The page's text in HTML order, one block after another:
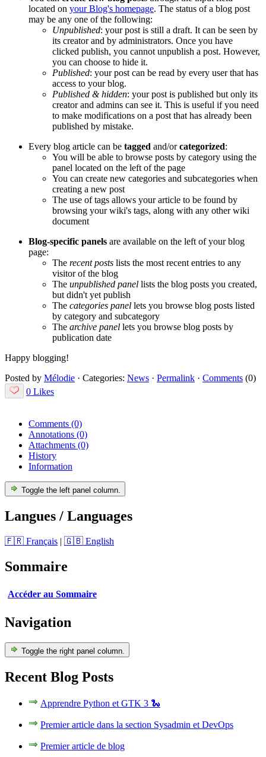
located on your Blog's homepage. The status of a blog post
may be any one of the following:
Unpublished: your post is still a draft. It can be seen by
its creator and by administrators. Once you have
clicked publish, you cannot unpublish a post. However,
you can choose to hide it.
Published: your post can be read by every user that has
access to your blog.
Published & hidden: your post is published but only its
creator and admins can see it. This is useful if you need
to make modifications on a post that has already been
published by mistake.
Every blog article can be tagged and/orcategorized:
You will be able to browse posts by category using the
panel located on the left of the page
You can create new categories and subcategories when
creating a new post
The use of tags allows your article to be found by
browsing your wiki's tags, along with any other wiki
document
Blog-specific panels are available on the left of your blog
page:
The recent posts lists the most recent entries to any
visitor of the blog
The unpublished panel lists the blog posts you created,
but didn't yet publish
The categories panel lets you browse blog posts listed
by category and subcategory
The archive panel lets you browse blog posts by
publication date
Happy blogging!
Posted by Mélodie · Categories: News · Permalink · Comments (0)
0 Likes
Comments (0)
Annotations (0)
Attachments (0)
History
Information
Toggle the left panel column.
Langues / Languages
🇫🇷 Français | 🇬🇧 English
Sommaire
Accéder au Sommaire
Navigation
Toggle the right panel column.
Recent Blog Posts
Apprendre Python et GTK 3 🐍
Premier article dans la section Sysadmin et DevOps
Premier article de blog